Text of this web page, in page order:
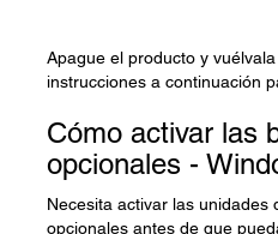
Apague el producto y
instrucciones a continuación
Cómo activar las
opcionales -
Necesita activar las unidades
opcionales antes de que